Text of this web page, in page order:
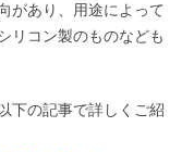
があり、用途によって
リコン製のものなども
下の記事で詳しくご紹